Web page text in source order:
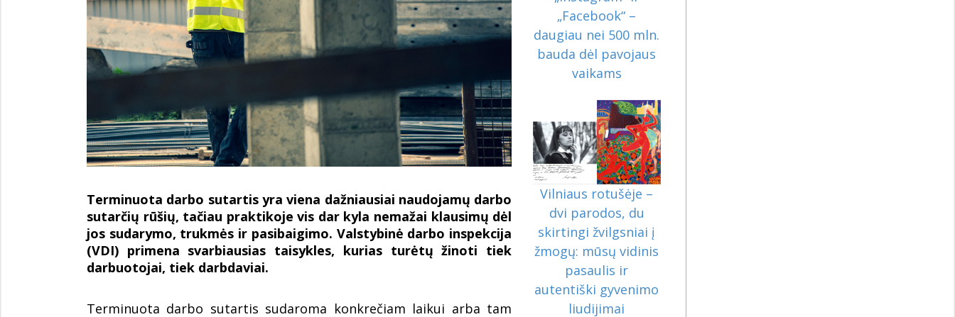
Terminuota darbo sutartis yra viena dažniausiai naudojamų darbo
sutarčių rūšių, tačiau praktikoje vis dar kyla nemažai klausimų dėl
jos sudarymo, trukmės ir pasibaigimo. Valstybinė darbo inspekcija
(VDI) primena svarbiausias taisykles, kurias turėtų žinoti tiek
darbuotojai, tiek darbdaviai.
Terminuota darbo sutartis sudaroma konkrečiam laikui arba tam
„Facebook“ –
daugiau nei 500 mln.
bauda dėl pavojaus
vaikams
Vilniaus rotušėje –
dvi parodos, du
skirtingi žvilgsniai į
žmogų: mūsų vidinis
pasaulis ir
autentiški gyvenimo
liudijimai